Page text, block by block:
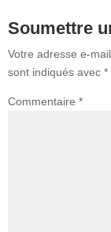
Soumettre
Votre adresse e-
sont indiqués avec *
Commentaire *